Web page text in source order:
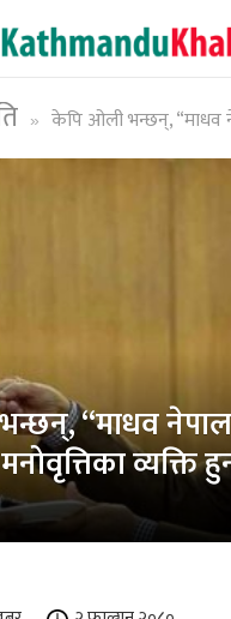
» केपि ओली भन्छन्, “माधव नेपाल अधर्मी र
“माधव नेपाल
व्यक्ति